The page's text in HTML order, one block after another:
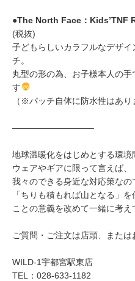
●The North Face：Kids’TNF
(税抜)
子どもらしいカラフルなデザ
チ。
丸型の形の為、お子様本人の
す
（※パッチ自体に防水性はあり
—————————–
地球温暖化をはじめとする環境
ウェアやギアに限って言えば
我々のできる身近な対応策なの
「ちりも積もれば山となる」
ことの意義を改めて一緒に考え
ご質問・ご注文は店頭、または
WILD-1宇都宮駅東店
TEL：028-633-1182